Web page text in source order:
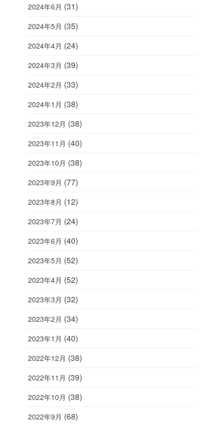
2024年6月 (31)
2024年5月 (35)
2024年4月 (24)
2024年3月 (39)
2024年2月 (33)
2024年1月 (38)
2023年12月 (38)
2023年11月 (40)
2023年10月 (38)
2023年9月 (77)
2023年8月 (12)
2023年7月 (24)
2023年6月 (40)
2023年5月 (52)
2023年4月 (52)
2023年3月 (32)
2023年2月 (34)
2023年1月 (40)
2022年12月 (38)
2022年11月 (39)
2022年10月 (38)
2022年9月 (68)